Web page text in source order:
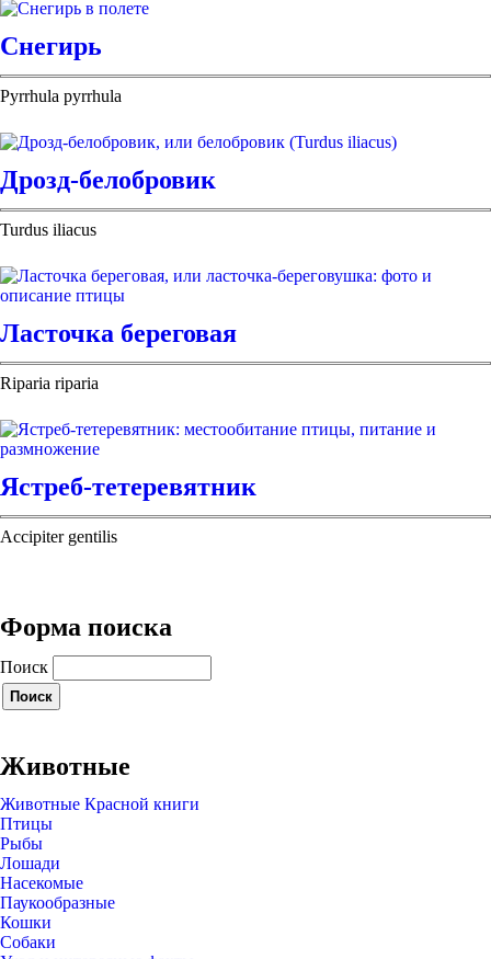
Снегирь
Pyrrhula pyrrhula
Дрозд-белобровик
Turdus iliacus
Ласточка береговая
Riparia riparia
Ястреб-тетеревятник
Accipiter gentilis
Форма поиска
Поиск
Животные
Животные Красной книги
Птицы
Рыбы
Лошади
Насекомые
Паукообразные
Кошки
Собаки